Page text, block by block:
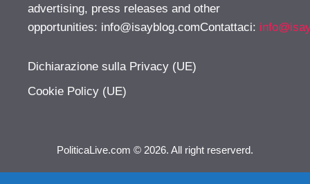
advertising, press releases and other
opportunities: info@isayblog.comContattaci:
Dichiarazione sulla Privacy (UE)
Cookie Policy (UE)
PoliticaLive.com © 2026. All right reserverd.